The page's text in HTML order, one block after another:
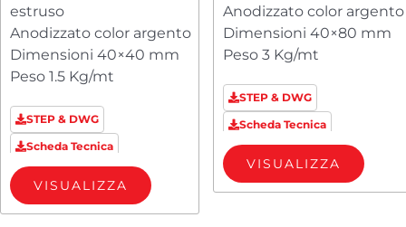
estruso
Anodizzato color argento
Dimensioni 40×40 mm
Peso 1.5 Kg/mt
STEP & DWG
Scheda Tecnica
VISUALIZZA
Anodizzato color argento
Dimensioni 40×80 mm
Peso 3 Kg/mt
STEP & DWG
Scheda Tecnica
VISUALIZZA